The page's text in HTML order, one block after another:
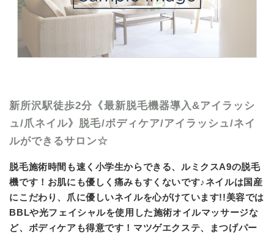
新所沢駅徒歩2分《最新脱毛機器導入&アイラッシ
ュ/爪ネイル》脱毛/ボディケア/アイラッシュ/ネイ
ルができるサロン☆
脱毛施術時間も速く小学生からできる、ルミクスA9の脱毛
機です！お肌にも優しく痛みもすくないです♪ネイルは国産
にこだわり、爪に優しいネイルを心がけています!!美容では
BBLや光フェイシャルを使用した施術オイルマッサージな
ど、ボディケアも得意です！マツゲエクステ、まつげパー